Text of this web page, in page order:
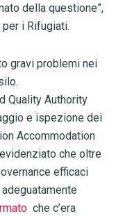
della questione”,
per i Rifugiati.
gravi problemi nei
Quality Authority
e ispezione dei
Accommodation
che oltre
efficaci
che c’era